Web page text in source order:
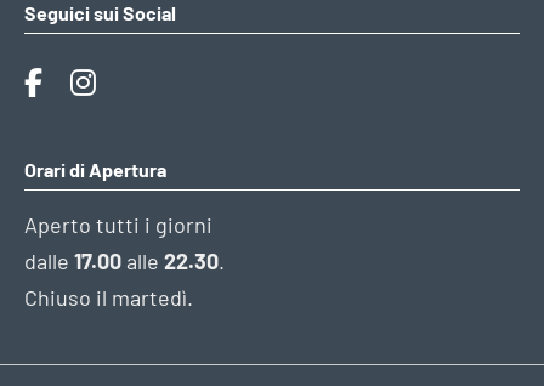
Seguici sui Social
Orari di Apertura
Aperto tutti i giorni
dalle 17.00 alle 22.30.
Chiuso il martedì.